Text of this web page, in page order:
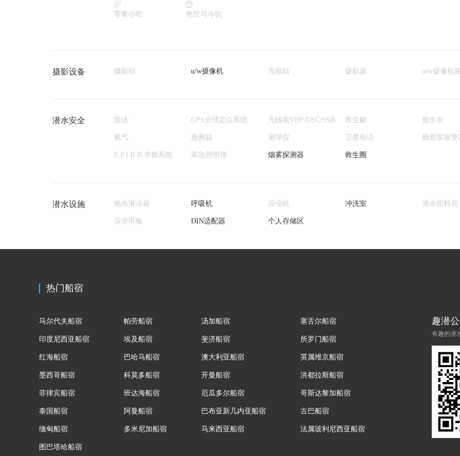

零食小吃

热饮与冷饮
摄影设备 摄影站 u/w摄像机 充电站 摄影桌 u/w摄像机
潜水安全 雷达 GPS全球定位系统 无线电VHF/DSC/SSB 救生艇 救生衣
氧气 急救箱 测深仪 卫星电话 舱底泵报警
E.P.I.R.B.求救系统 紧急照明弹 烟雾探测器 救生圈
潜水设施 热水淋浴器 呼吸机 压缩机 冲洗室 潜水照料员
深潜甲板 DIN适配器 个人存储区
热门船宿
马尔代夫船宿
印度尼西亚船宿
红海船宿
墨西哥船宿
菲律宾船宿
泰国船宿
缅甸船宿
图巴塔哈船宿
帕劳船宿
埃及船宿
巴哈马船宿
科莫多船宿
班达海船宿
阿曼船宿
多米尼加船宿
汤加船宿
斐济船宿
澳大利亚船宿
开曼船宿
厄瓜多尔船宿
巴布亚新几内亚船宿
马来西亚船宿
塞舌尔船宿
所罗门船宿
英属维京船宿
洪都拉斯船宿
哥斯达黎加船宿
古巴船宿
法属玻利尼西亚船宿
趣潜
有趣的潜